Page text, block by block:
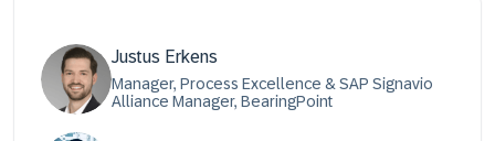
Justus Erkens
Manager, Process Excellence & SAP Signavio
Alliance Manager, BearingPoint